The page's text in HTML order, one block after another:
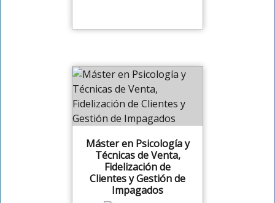
Máster en Psicología y
Técnicas de Venta,
Fidelización de
Clientes y Gestión de
Impagados